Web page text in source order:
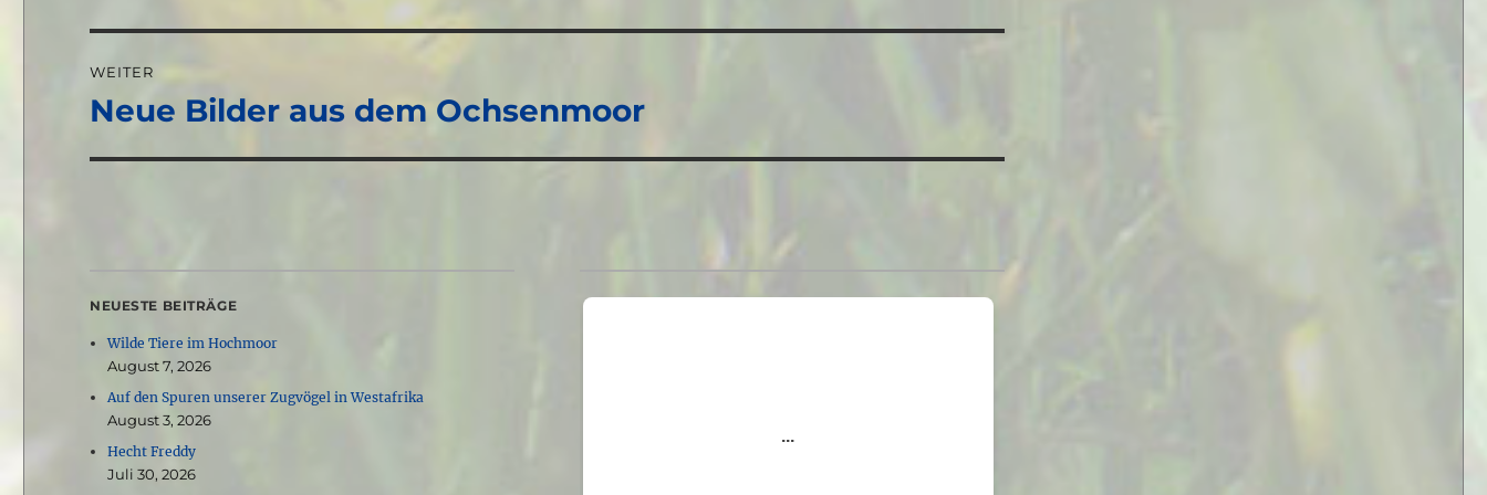
WEITER
Nächster
Neue Bilder aus dem Ochsenmoor
NEUESTE BEITRÄGE
Wilde Tiere im Hochmoor
August 7, 2026
Auf den Spuren unserer Zugvögel in Westafrika
August 3, 2026
Hecht Freddy
Juli 30, 2026